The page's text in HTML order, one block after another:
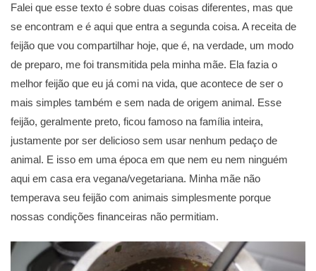
Falei que esse texto é sobre duas coisas diferentes, mas que
se encontram e é aqui que entra a segunda coisa. A receita de
feijão que vou compartilhar hoje, que é, na verdade, um modo
de preparo, me foi transmitida pela minha mãe. Ela fazia o
melhor feijão que eu já comi na vida, que acontece de ser o
mais simples também e sem nada de origem animal. Esse
feijão, geralmente preto, ficou famoso na família inteira,
justamente por ser delicioso sem usar nenhum pedaço de
animal. E isso em uma época em que nem eu nem ninguém
aqui em casa era vegana/vegetariana. Minha mãe não
temperava seu feijão com animais simplesmente porque
nossas condições financeiras não permitiam.